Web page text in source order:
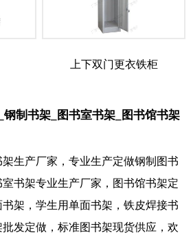
上下双门更衣铁柜
制书架_图书室书架_图书馆书架
生产厂家，专业生产定做钢制图书
书架专业生产厂家，图书馆书架定
架，学生用单面书架，铁皮焊接书
发定做，标准图书架现货供应，欢